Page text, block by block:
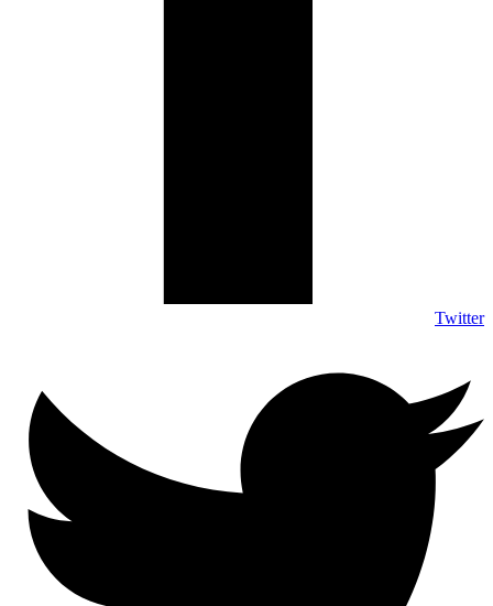
Twitter